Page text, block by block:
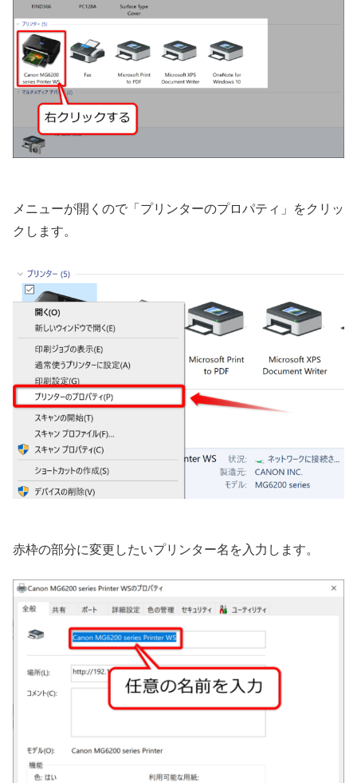
メニューが開くので「プリンターのプロパティ」をクリッ
クします。
赤枠の部分に変更したいプリンター名を入力します。